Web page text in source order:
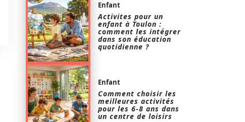
Enfant
Activites pour un
enfant à Toulon :
comment les intégrer
dans son éducation
quotidienne ?
Enfant
Comment choisir les
meilleures activités
pour les 6-8 ans dans
un centre de loisirs